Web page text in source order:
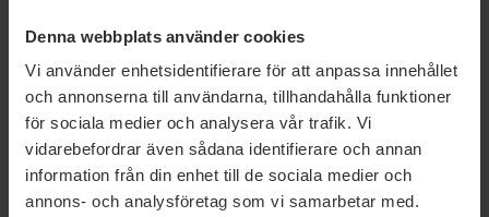
Denna webbplats använder cookies
Vi använder enhetsidentifierare för att anpassa innehållet
och annonserna till användarna, tillhandahålla funktioner
för sociala medier och analysera vår trafik. Vi
vidarebefordrar även sådana identifierare och annan
information från din enhet till de sociala medier och
annons- och analysföretag som vi samarbetar med.
Dela denna sida och hjälp oss
attsprida vårt budskap